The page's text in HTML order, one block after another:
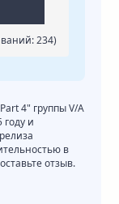
234)
4" группы V/A
и
в
отзыв.